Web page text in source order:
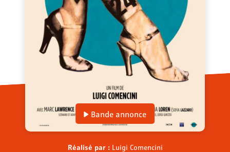
Bande annonce
Réalisé par : Luigi Comencini